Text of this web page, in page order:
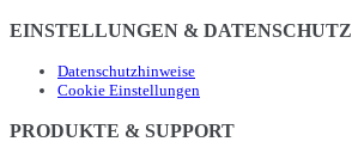
EINSTELLUNGEN & DATENSCHUTZ
Datenschutzhinweise
Cookie Einstellungen
PRODUKTE & SUPPORT